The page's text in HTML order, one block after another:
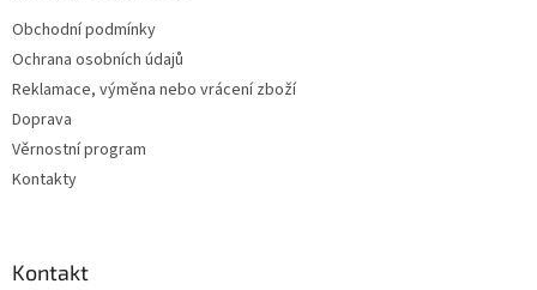
Obchodní podmínky
Ochrana osobních údajů
Reklamace, výměna nebo vrácení zboží
Doprava
Věrnostní program
Kontakty
Kontakt